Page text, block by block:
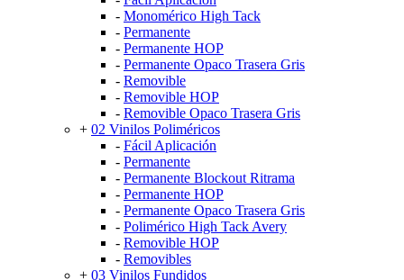
- Monomérico High Tack
- Permanente
- Permanente HOP
- Permanente Opaco Trasera Gris
- Removible
- Removible HOP
- Removible Opaco Trasera Gris
+ 02 Vinilos Poliméricos
- Fácil Aplicación
- Permanente
- Permanente Blockout Ritrama
- Permanente HOP
- Permanente Opaco Trasera Gris
- Polimérico High Tack Avery
- Removible HOP
- Removibles
+ 03 Vinilos Fundidos